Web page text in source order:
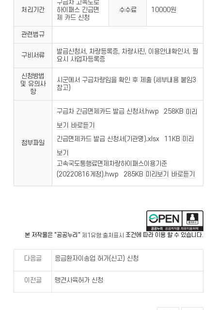
처리기간
구급차 고속도로
하이패스 긴급면
제 카드 신청
수수료 10000원
관련법규
구비서류
발급신청서, 차량등록증, 차량사진, 이용안내확인서, 필
요시 사업자등록증
신청방법
및 유의사
항
시군에서 구급차량임을 확인 후 제출 (세부내용 붙임3
참고)
첨부파일
구급차 긴급면제카드 발급 신청서.hwp 258KB 미리
보기
바로듣기
긴급면제카드 발급 신청서(기관명).xlsx
11KB 미리
보기
고속국도통행료면제차량하이패스이용기준
(20220816게정).hwp
285KB 미리보기 바로듣기
본 저작물은 "공공누리" 제1유형:출처표시 조건에 따라 이용 할 수 있습니다.
다음글 응급환자이송업 허가(신고) 신청
이전글 맹견사육허가 신청